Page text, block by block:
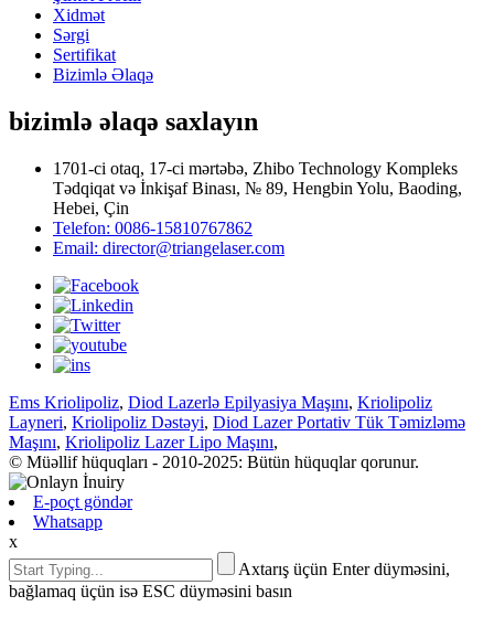
Xidmət
Sərgi
Sertifikat
Bizimlə Əlaqə
bizimlə əlaqə saxlayın
1701-ci otaq, 17-ci mərtəbə, Zhibo Technology Kompleks
Tədqiqat və İnkişaf Binası, № 89, Hengbin Yolu, Baoding,
Hebei, Çin
Telefon: 0086-15810767862
Email: director@triangelaser.com
Ems Kriolipoliz, Diod Lazerlə Epilyasiya Maşını, Kriolipoliz
Layneri, Kriolipoliz Dəstəyi, Diod Lazer Portativ Tük Təmizləmə
Maşını, Kriolipoliz Lazer Lipo Maşını,
© Müəllif hüquqları - 2010-2025: Bütün hüquqlar qorunur.
E-poçt göndər
Whatsapp
x
Axtarış üçün Enter düyməsini,
bağlamaq üçün isə ESC düyməsini basın